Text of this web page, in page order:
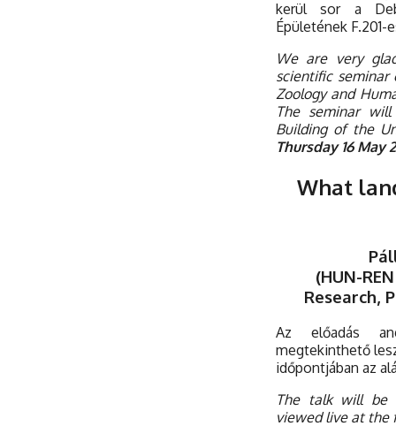
kerül sor a
Épületének F.201-
We are very
scientific
Zoology and
The seminar
Building of the
Thursday 16 May
What
(HUN-
Research,
Az előadás
megtekinthető
időpontjában az
The talk will be
viewed live at the